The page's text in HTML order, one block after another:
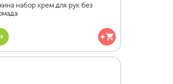
набор крем для рук без